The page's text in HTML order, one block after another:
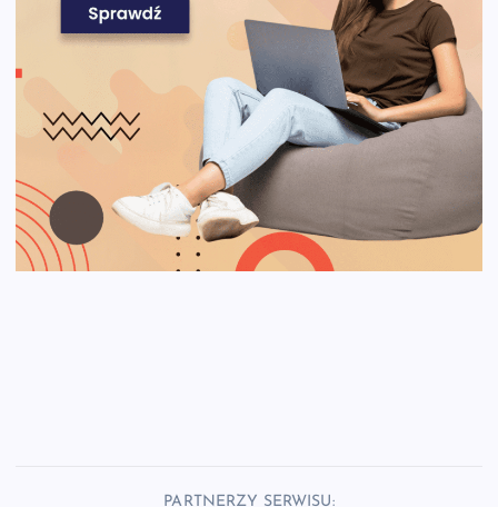
PARTNERZY SERWISU: